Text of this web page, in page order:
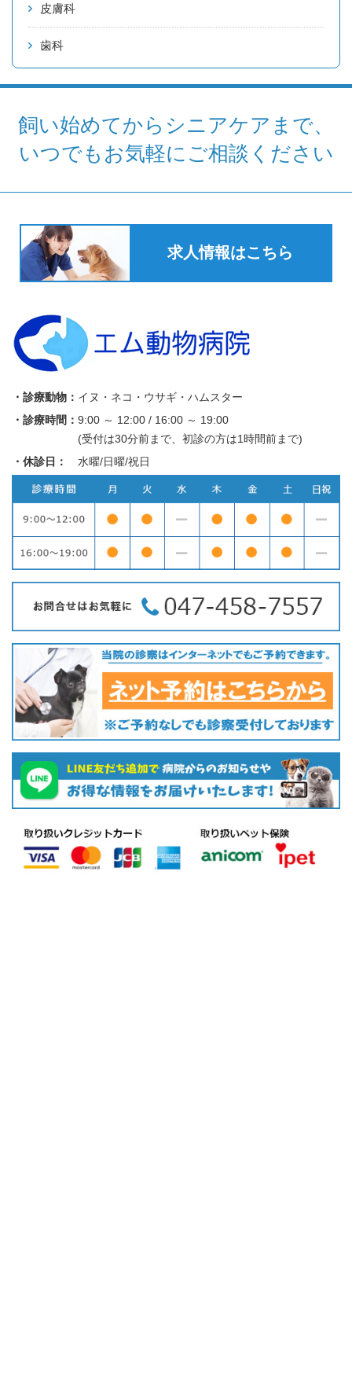
皮膚科
歯科
飼い始めてからシニアケアまで、
いつでもお気軽にご相談ください
求人情報はこちら
・診療動物： イヌ・ネコ・ウサギ・ハムスター
・診療時間： 9:00 ～ 12:00 / 16:00 ～ 19:00
(受付は30分前まで、初診の方は1時間前まで)
・休診日：
水曜/日曜/祝日